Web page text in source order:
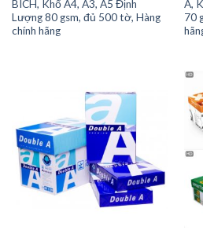
BICH, Khổ A4, A3, A5 Định
Lượng 80 gsm, đủ 500 tờ, Hàng
chính hãng
A,
70